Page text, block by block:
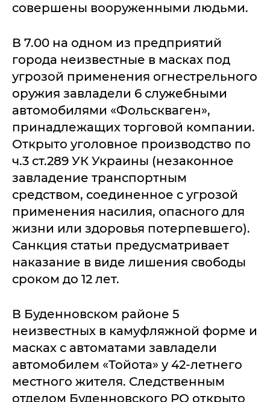
совершены вооруженными людьми.
В 7.00 на одном из предприятий
города неизвестные в масках под
угрозой применения огнестрельного
оружия завладели 6 служебными
автомобилями «Фольскваген»,
принадлежащих торговой компании.
Открыто уголовное производство по
ч.3 ст.289 УК Украины (незаконное
завладение транспортным
средством, соединенное с угрозой
применения насилия, опасного для
жизни или здоровья потерпевшего).
Санкция статьи предусматривает
наказание в виде лишения свободы
сроком до 12 лет.
В Буденновском районе 5
неизвестных в камуфляжной форме и
масках с автоматами завладели
автомобилем «Тойота» у 42-летнего
местного жителя. Следственным
отделом Буденновского РО открыто